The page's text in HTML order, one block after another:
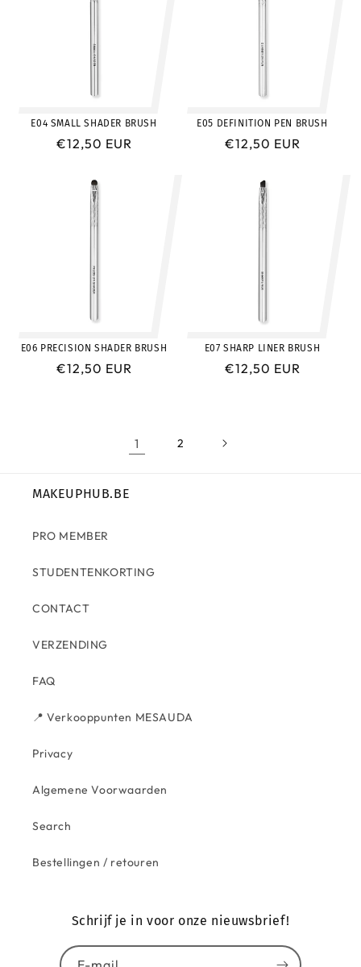
E04 SMALL SHADER BRUSH
Prix
€12,50 EUR
E05 DEFINITION PEN BRUSH
Prix
€12,50 EUR
E06 PRECISION SHADER BRUSH
Prix
€12,50 EUR
E07 SHARP LINER BRUSH
Prix
€12,50 EUR
1 2
MAKEUPHUB.BE
PRO MEMBER
STUDENTENKORTING
CONTACT
VERZENDING
FAQ
📍 Verkooppunten MESAUDA
Privacy
Algemene Voorwaarden
Search
Bestellingen / retouren
Schrijf je in voor onze nieuwsbrief!